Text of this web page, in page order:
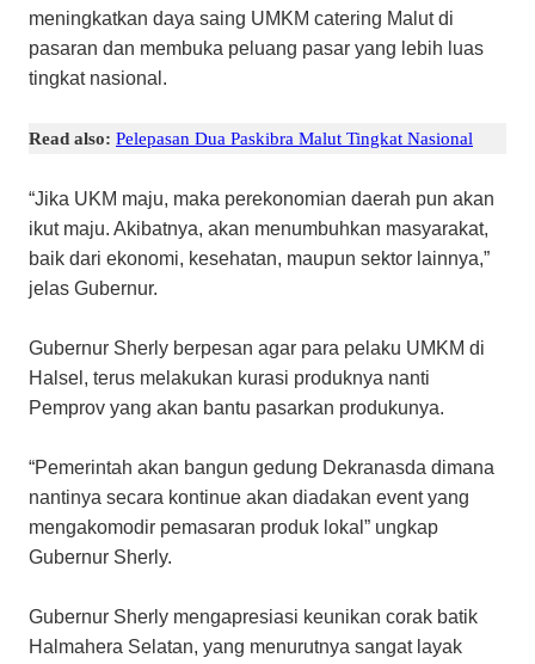
meningkatkan daya saing UMKM catering Malut di
pasaran dan membuka peluang pasar yang lebih luas
tingkat nasional.
Read also: Pelepasan Dua Paskibra Malut Tingkat Nasional
“Jika UKM maju, maka perekonomian daerah pun akan
ikut maju. Akibatnya, akan menumbuhkan masyarakat,
baik dari ekonomi, kesehatan, maupun sektor lainnya,”
jelas Gubernur.
Gubernur Sherly berpesan agar para pelaku UMKM di
Halsel, terus melakukan kurasi produknya nanti
Pemprov yang akan bantu pasarkan produkunya.
“Pemerintah akan bangun gedung Dekranasda dimana
nantinya secara kontinue akan diadakan event yang
mengakomodir pemasaran produk lokal” ungkap
Gubernur Sherly.
Gubernur Sherly mengapresiasi keunikan corak batik
Halmahera Selatan, yang menurutnya sangat layak